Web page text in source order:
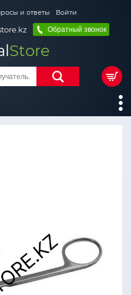
и ответы Войти
Обратный звонок
Store